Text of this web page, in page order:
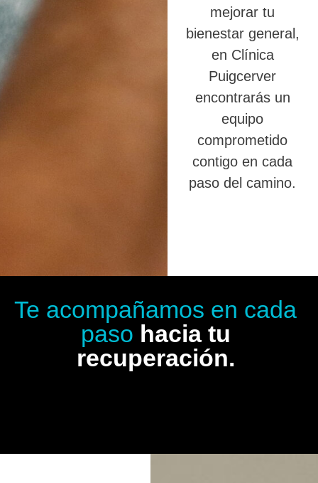
mejorar tu
bienestar general,
en Clínica
Puigcerver
encontrarás un
equipo
comprometido
contigo en cada
paso del camino.
Te acompañamos en cada
paso hacia tu
recuperación.